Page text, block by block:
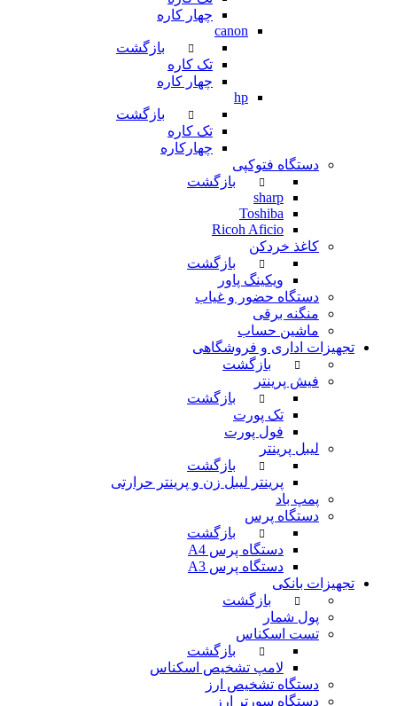
چهار کاره
canon
بازگشت
تک کاره
چهار کاره
hp
بازگشت
تک کاره
چهارکاره
دستگاه فتوکپی
بازگشت
sharp
Toshiba
Ricoh Aficio
کاغذ خردکن
بازگشت
ویکینگ پاور
دستگاه حضور و غیاب
منگنه برقی
ماشین حساب
تجهیزات اداری و فروشگاهی
بازگشت
فیش پرینتر
بازگشت
تک پورت
فول پورت
لیبل پرینتر
بازگشت
پرینتر لیبل زن و پرینتر حرارتی
پمپ باد
دستگاه پرس
بازگشت
دستگاه پرس A4
دستگاه پرس A3
تجهیزات بانکی
بازگشت
پول شمار
تست اسکناس
بازگشت
لامپ تشخیص اسکناس
دستگاه تشخیص ارز
دستگاه سورتر ارز